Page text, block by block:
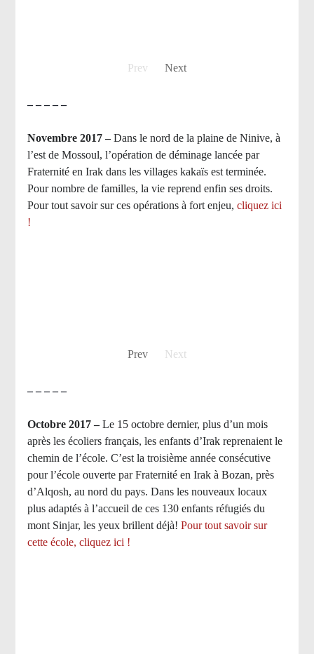
Prev Next
– – – – –
Novembre 2017 –Dans le nord de la plaine de Ninive, à
l’est de Mossoul, l’opération de déminage lancée par
Fraternité en Irak dans les villages kakaïs est terminée.
Pour nombre de familles, la vie reprend enfin ses droits.
Pour tout savoir sur ces opérations à fort enjeu, cliquez ici
!
Prev Next
– – – – –
Octobre 2017 –Le 15 octobre dernier, plus d’un mois
après les écoliers français, les enfants d’Irak reprenaient le
chemin de l’école. C’est la troisième année consécutive
pour l’école ouverte par Fraternité en Irak à Bozan, près
d’Alqosh, au nord du pays. Dans les nouveaux locaux
plus adaptés à l’accueil de ces 130 enfants réfugiés du
mont Sinjar, les yeux brillent déjà! Pour tout savoir sur
cette école, cliquez ici !